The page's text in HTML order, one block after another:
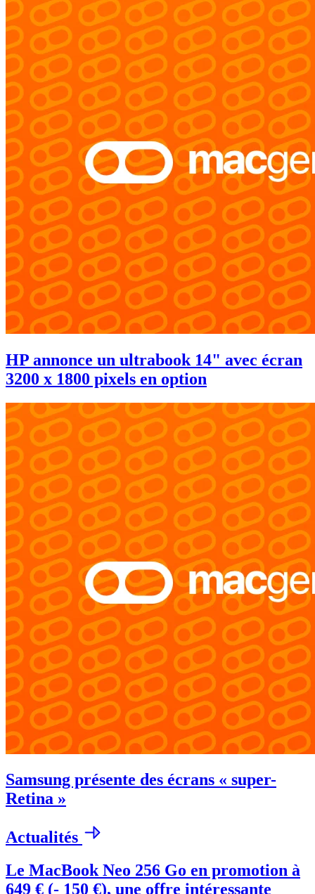
HP annonce un ultrabook 14" avec écran
3200 x 1800 pixels en option
Samsung présente des écrans « super-
Retina »
Actualités
Le MacBook Neo 256 Go en promotion à
649 € (- 150 €), une offre intéressante